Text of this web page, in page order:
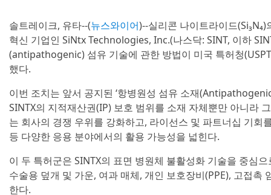
솔트레이크, 유타--(뉴스와이어)--실리콘 나이트라이드
혁신 기업인 SiNtx Technologies, Inc.(나스닥: SINT, 이하
(antipathogenic) 섬유 기술에 관한 방법이 미국 특허청
했다.
이번 조치는 앞서 공지된 ‘항병원성 섬유 소재
SINTX의 지적재산권(IP) 보호 범위를 소재 자체뿐만 아니라
는 회사의 경쟁 우위를 강화하고, 라이선스 및 파트너십 기회
등 다양한 응용 분야에서의 활용 가능성을 넓힌다.
이 두 특허군은 SINTX의 표면 병원체 불활성화 기술을 중심
수술용 덮개 및 가운, 여과 매체, 개인 보호장비(PPE), 고접
한다.